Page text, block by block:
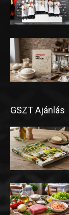
GSZT Ajánlás